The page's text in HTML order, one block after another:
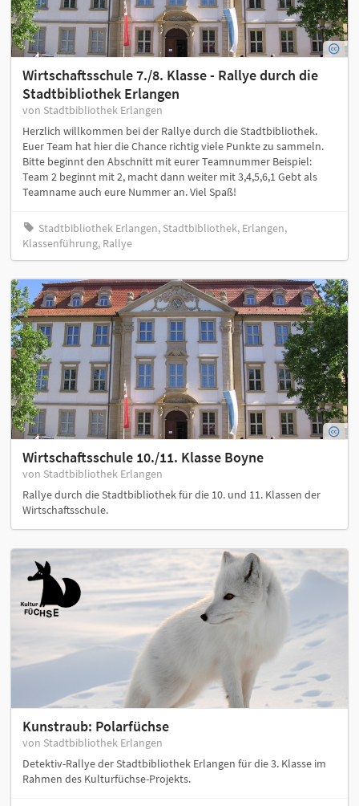
Wirtschaftsschule 7./8. Klasse - Rallye durch die
Stadtbibliothek Erlangen
von Stadtbibliothek Erlangen
Herzlich willkommen bei der Rallye durch die Stadtbibliothek.
Euer Team hat hier die Chance richtig viele Punkte zu sammeln.
Bitte beginnt den Abschnitt mit eurer Teamnummer Beispiel:
Team 2 beginnt mit 2, macht dann weiter mit 3,4,5,6,1 Gebt als
Teamname auch eure Nummer an. Viel Spaß!
Stadtbibliothek Erlangen, Stadtbibliothek, Erlangen,
Klassenführung, Rallye
Wirtschaftsschule 10./11. Klasse Boyne
von Stadtbibliothek Erlangen
Rallye durch die Stadtbibliothek für die 10. und 11. Klassen der
Wirtschaftsschule.
Kunstraub: Polarfüchse
von Stadtbibliothek Erlangen
Detektiv-Rallye der Stadtbibliothek Erlangen für die 3. Klasse im
Rahmen des Kulturfüchse-Projekts.